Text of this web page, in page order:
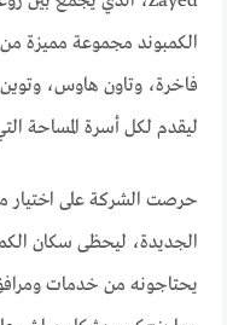
الكمبوند مجموعة مميزة
فاخرة، وتاون هاوس، وتوين
ليقدم لكل أسرة المساحة
حرصت الشركة على اختيار
الجديدة، ليحظى سكان
يحتاجونه من خدمات